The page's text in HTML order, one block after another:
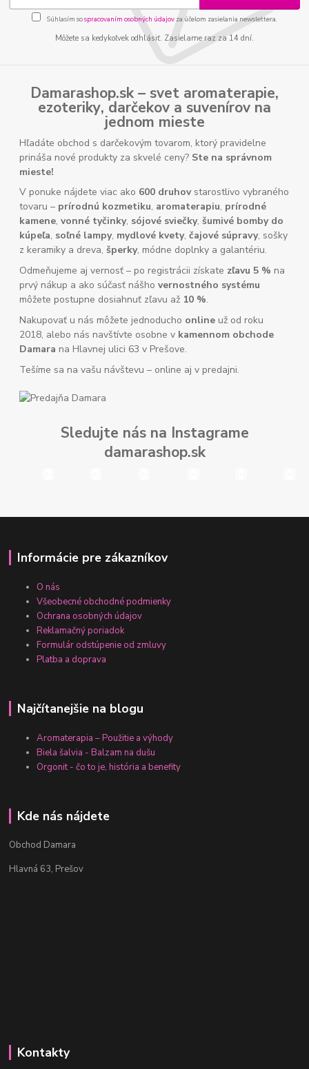
Súhlasím sospracovaním osobných údajov za účelom zasielania newslettera.
Môžete sa kedykoľvek odhlásiť. Zasielame raz za 14 dní.
Damarashop.sk – svet aromaterapie,
ezoteriky, darčekov a suvenírov na
jednom mieste
Hľadáte obchod s darčekovým tovarom, ktorý pravidelne
prináša nové produkty za skvelé ceny? Ste na správnom
mieste!
V ponuke nájdete viac ako 600 druhovstarostlivo vybraného
tovaru – prírodnú kozmetiku, aromaterapiu, prírodné
kamene,vonné tyčinky, sójové sviečky,šumivé bomby do
kúpeľa, soľné lampy, mydlové kvety,čajové súpravy, sošky
z keramiky a dreva,šperky, módne doplnky a galantériu.
Odmeňujeme aj vernosť – po registrácii získate zľavu 5 % na
prvý nákup a ako súčasť nášhovernostného systému
môžete postupne dosiahnuť zľavu až 10 %.
Nakupovať u nás môžete jednoducho online už od roku
2018, alebo nás navštívte osobne v kamennom obchode
Damara na Hlavnej ulici 63 v Prešove.
Tešíme sa na vašu návštevu – online aj v predajni.
Sledujte nás na Instagrame
damarashop.sk
Informácie pre zákazníkov
O nás
Všeobecné obchodné podmienky
Ochrana osobných údajov
Reklamačný poriadok
Formulár odstúpenie od zmluvy
Platba a doprava
Najčítanejšie na blogu
Aromaterapia – Použitie a výhody
Biela šalvia - Balzam na dušu
Orgonit - čo to je, história a benefity
Kde nás nájdete
Obchod Damara
Hlavná 63, Prešov
Kontakty